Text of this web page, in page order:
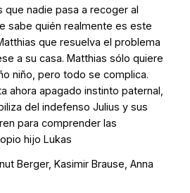
nadie pasa a recoger al
sabe quién realmente es este
que resuelva el problema
a su casa. Matthias sólo quiere
niño, pero todo se complica.
ahora apagado instinto paternal,
del indefenso Julius y sus
para comprender las
hijo Lukas
Berger, Kasimir Brause, Anna